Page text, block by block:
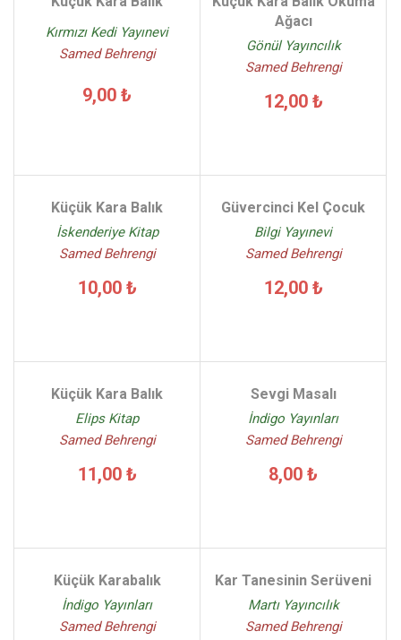
Kırmızı Kedi Yayınevi
Samed Behrengi
9,00 ₺
Ağacı
Gönül Yayıncılık
Samed Behrengi
12,00 ₺
Küçük Kara Balık
İskenderiye Kitap
Samed Behrengi
10,00 ₺
Güvercinci Kel Çocuk
Bilgi Yayınevi
Samed Behrengi
12,00 ₺
Küçük Kara Balık
Elips Kitap
Samed Behrengi
11,00 ₺
Sevgi Masalı
İndigo Yayınları
Samed Behrengi
8,00 ₺
Küçük Karabalık
İndigo Yayınları
Samed Behrengi
Kar Tanesinin Serüveni
Martı Yayıncılık
Samed Behrengi